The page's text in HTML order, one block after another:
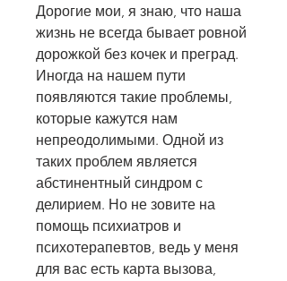
Дорогие мои, я знаю, что наша
жизнь не всегда бывает ровной
дорожкой без кочек и преград.
Иногда на нашем пути
появляются такие проблемы,
которые кажутся нам
непреодолимыми. Одной из
таких проблем является
абстинентный синдром с
делирием. Но не зовите на
помощь психиатров и
психотерапевтов, ведь у меня
для вас есть карта вызова,